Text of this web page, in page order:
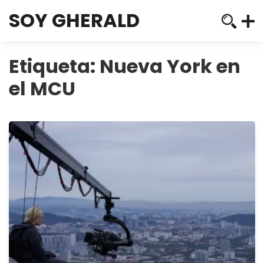
SOY GHERALD
Etiqueta: Nueva York en
el MCU